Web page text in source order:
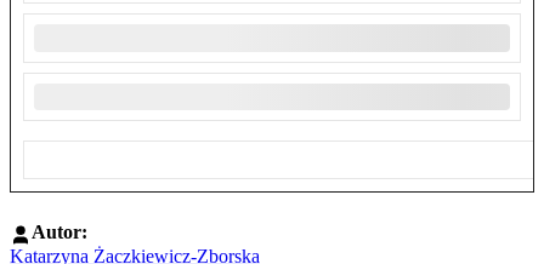
Autor:
Katarzyna Żaczkiewicz-Zborska